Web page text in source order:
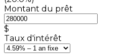
Montant du prêt
$
Taux d'intérêt